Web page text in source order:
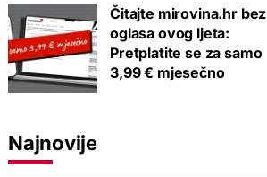
Čitajte mirovina.hr bez
oglasa ovog ljeta:
Pretplatite se za samo
3,99 € mjesečno
Najnovije